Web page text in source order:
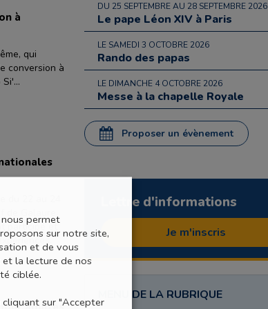
à
qui
conversion à
du 22 au 24
Galaure.
participé et
DU 25 SEPTEMBRE AU 28 SEPTEMBRE 2026
Le pape Léon XIV à Paris
LE SAMEDI 3 OCTOBRE 2026
Rando des papas
LE DIMANCHE 4 OCTOBRE 2026
Messe à la chapelle Royale
Proposer un évènement
Lettre d'informations
Je m'inscris
MENU DE LA RUBRIQUE
permet
sur notre site,
et de vous
la lecture de nos
ciblée.
sur "Accepter